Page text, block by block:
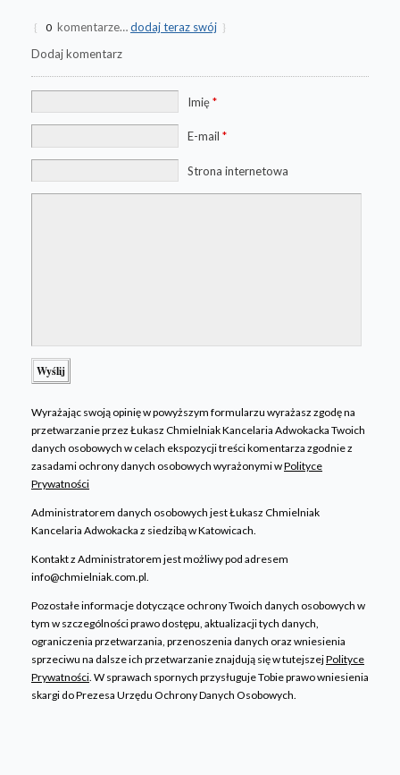
{ 0 komentarze…dodaj teraz swój }
Dodaj komentarz
Imię*
E-mail *
Strona internetowa
Wyrażając swoją opinię w powyższym formularzu wyrażasz zgodę na
przetwarzanie przez Łukasz Chmielniak Kancelaria Adwokacka Twoich
danych osobowych w celach ekspozycji treści komentarza zgodnie z
zasadami ochrony danych osobowych wyrażonymi wPolityce
Prywatności
Administratorem danych osobowych jest Łukasz Chmielniak
Kancelaria Adwokacka z siedzibą w Katowicach.
Kontakt z Administratorem jest możliwy pod adresem
info@chmielniak.com.pl.
Pozostałe informacje dotyczące ochrony Twoich danych osobowych w
tym w szczególności prawo dostępu, aktualizacji tych danych,
ograniczenia przetwarzania, przenoszenia danych oraz wniesienia
sprzeciwu na dalsze ich przetwarzanie znajdują się w tutejszejPolityce
Prywatności. W sprawach spornych przysługuje Tobie prawo wniesienia
skargi do Prezesa Urzędu Ochrony Danych Osobowych.